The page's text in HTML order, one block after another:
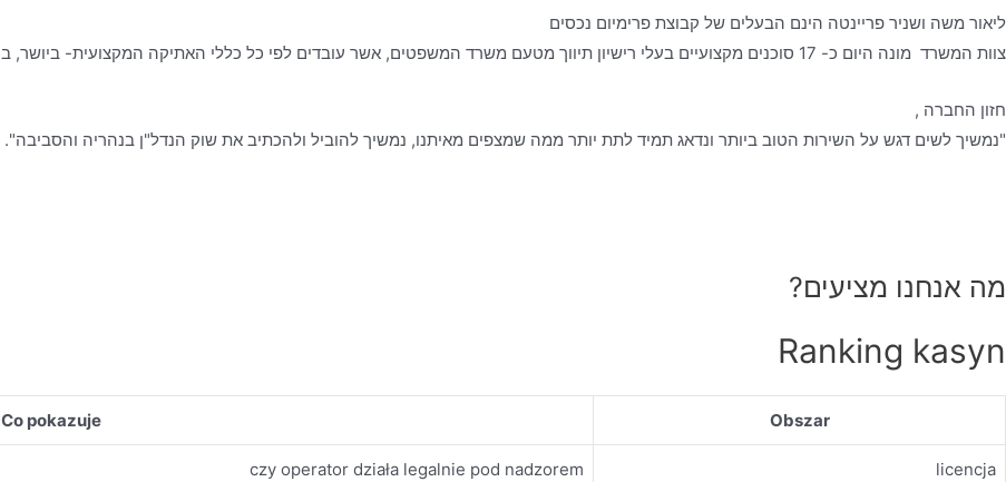
ליאור משה ושניר פריינטה הינם הבעלים של קבוצת פרימיום נכסים
צוות המשרד מונה היום כ- 17 סוכנים מקצועיים בעלי רישיון תיווך מטעם משרד המשפטים, אשר עובדים לפי כל כללי האתיקה המקצועית- ביושר, בהגינות ובשקיפות מלאה, כאשר הלקוח עומד לנגד עיניהם.
חזון החברה ,
"נמשיך לשים דגש על השירות הטוב ביותר ונדאג תמיד לתת יותר ממה שמצפים מאיתנו, נמשיך להוביל ולהכתיב את שוק הנדל"ן בנהריה והסביבה".
מה אנחנו מציעים?
Ranking kasyn
Obszar
Co pokazuje
licencja
czy operator działa legalnie pod nadzorem